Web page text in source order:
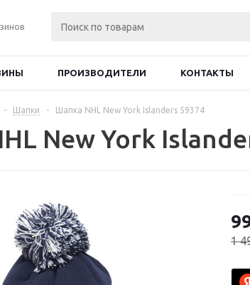
ПРОИЗВОДИТЕЛИ КОНТАКТЫ
- Шапки - Шапка NHL New York Islanders 59374
New York
1